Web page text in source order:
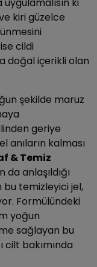
kiri güzelce
cildi
doğal içerikli olan
şekilde maruz
geriye
anıların kalması
& Temiz
da anlaşıldığı
bu temizleyici jel,
Formülündeki
yoğun
sağlayan bu
bakımında